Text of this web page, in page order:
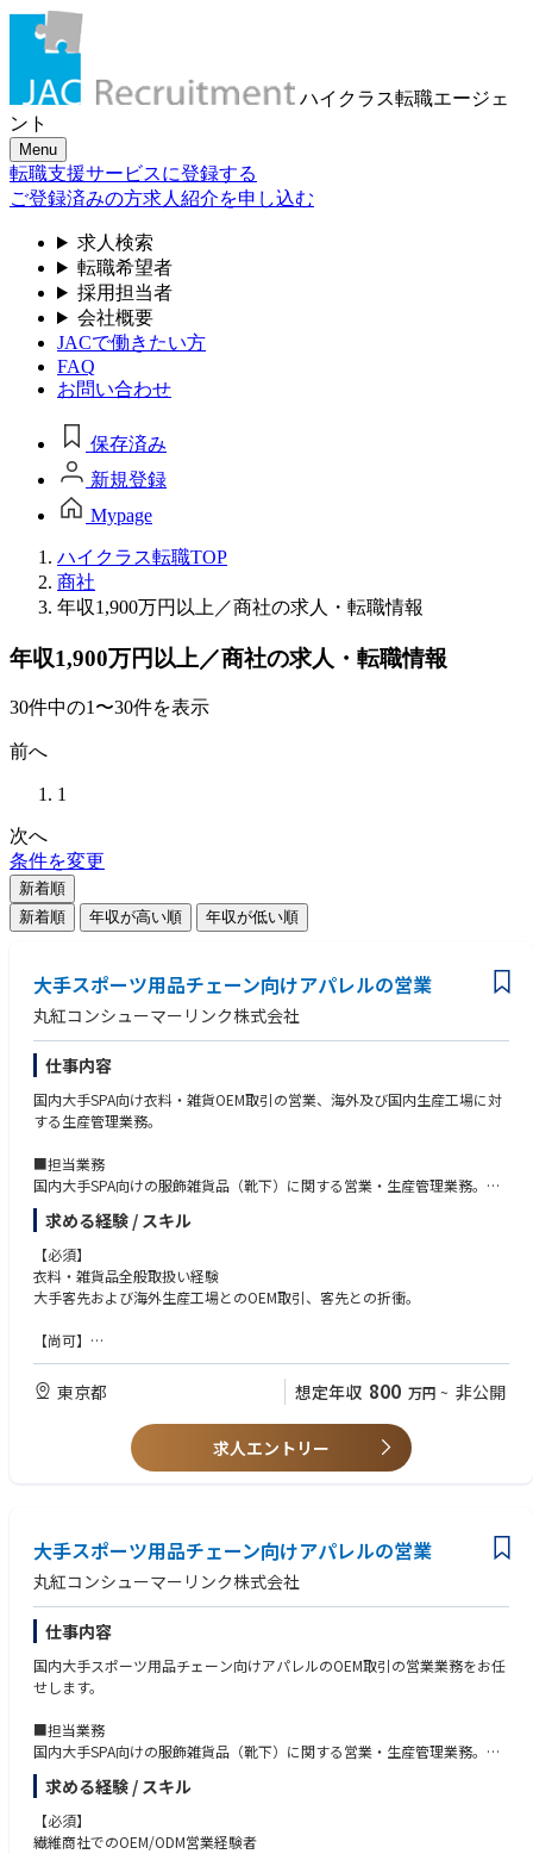
ハイクラス転職エージェ
ント
Menu
転職支援サービスに登録する
ご登録済みの方求人紹介を申し込む
求人検索
転職希望者
採用担当者
会社概要
JACで働きたい方
FAQ
お問い合わせ
保存済み
新規登録
Mypage
ハイクラス転職TOP
商社
年収1,900万円以上／商社の求人・転職情報
年収1,900万円以上／商社の求人・転職情報
30件中の1〜30件を表示
前へ
1
次へ
条件を変更
新着順
新着順
年収が高い順 年収が低い順
大手スポーツ用品チェーン向けアパレルの営業
丸紅コンシューマーリンク株式会社
仕事内容
国内大手SPA向け衣料・雑貨OEM取引の営業、海外及び国内生産工場に対
する生産管理業務。
■担当業務
国内大手SPA向けの服飾雑貨品（靴下）に関する営業・生産管理業務。
・客先への素材、デザイン提案
・仕様書、見積作成
・品質試験、確認、副資材の手配
・ASEANのOEMを依頼する協力工場へのサンプル指示
・価格、納期確認
・上記業務のほか、必要に応じてASEAN地域の協力工場への出張あり
チームとして企画、営業、生産、品質の機能分担を行っており、各メンバ
ーとの情報共有、連携を行い、組織として業務を遂行するため、コミュニ
ケーション能力を必要とします。また客先指定のシステムへの対応なども
あり、PC操作、エクセルでの業務は必須です。
また課、チームのリーダーとして、チームマネジメント、客先・仕入先と
当社では各商品に関する専門知識の高いメンバーが集まり、商品に使用す
る原料の選定・開発からから始まり、製品の仕様設計、量産時の品質確保
などを行うことで、お客様の求める商品を実現しています。グローバルな
サプライチェーンの中から最適な原料、生産背景を設計し、商品を作り出
す手触り感、チームメンバーとクリエイティブな議論を行い、課題を乗り
越えていく達成感や一体感などものづくりの醍醐味を一緒に経験し、主体
的に事業を推進して頂ける方を募集いたします。
求める経験 / スキル
【必須】
衣料・雑貨品全般取扱い経験
大手客先および海外生産工場とのOEM取引、客先との折衝。
【尚可】
原料に関する知識
課以上のマネジメント経験
【求める人物像】
モノづくり・品質への拘りがあり、またチームでの情報共有・連携によ
り、大手向けOEM取引を組織で対応できる方。
東京都 想定年収 800 万円 ~ 非公開
求人エントリー
大手スポーツ用品チェーン向けアパレルの営業
丸紅コンシューマーリンク株式会社
仕事内容
国内大手スポーツ用品チェーン向けアパレルのOEM取引の営業業務をお任
せします。
■担当業務
国内大手SPA向けの服飾雑貨品（靴下）に関する営業・生産管理業務。
・客先への素材、デザイン提案
・仕様書、見積作成
・品質試験、確認、副資材の手配
・ASEANのOEMを依頼する協力工場へのサンプル指示
求める経験 / スキル
【必須】
繊維商社でのOEM/ODM営業経験者